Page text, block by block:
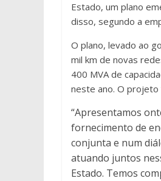
Estado, um plano
disso, segundo a
O plano, levado ao
mil km de novas
400 MVA de
neste ano. O projeto
“Apresentamos
fornecimento de
conjunta e num
atuando juntos
Estado. Temos